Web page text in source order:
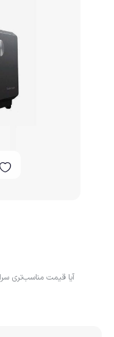
آیا قیمت مناسب‌تری